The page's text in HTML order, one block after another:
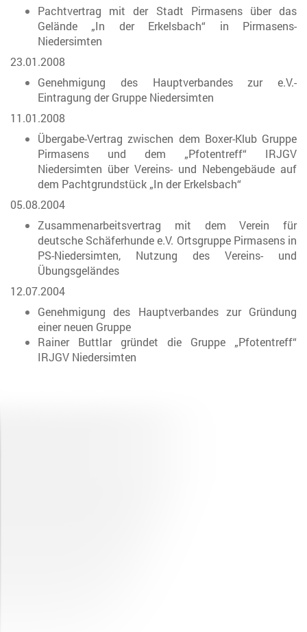
Pachtvertrag mit der Stadt Pirmasens über das
Gelände „In der Erkelsbach“ in Pirmasens-
Niedersimten
23.01.2008
Genehmigung des Hauptverbandes zur e.V.-
Eintragung der Gruppe Niedersimten
11.01.2008
Übergabe-Vertrag zwischen dem Boxer-Klub Gruppe
Pirmasens und dem „Pfotentreff“ IRJGV
Niedersimten über Vereins- und Nebengebäude auf
dem Pachtgrundstück „In der Erkelsbach“
05.08.2004
Zusammenarbeitsvertrag mit dem Verein für
deutsche Schäferhunde e.V. Ortsgruppe Pirmasens in
PS-Niedersimten, Nutzung des Vereins- und
Übungsgeländes
12.07.2004
Genehmigung des Hauptverbandes zur Gründung
einer neuen Gruppe
Rainer Buttlar gründet die Gruppe „Pfotentreff“
IRJGV Niedersimten